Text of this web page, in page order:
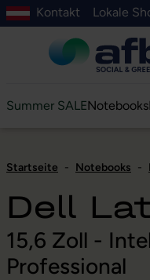
springen
Suche springen
Zur Hauptnavigation
Zur Navigation der
Kontakt Lokale
Summer SALENotebooks
Startseite - Notebooks -
Dell
15,6 Zoll -
Professional